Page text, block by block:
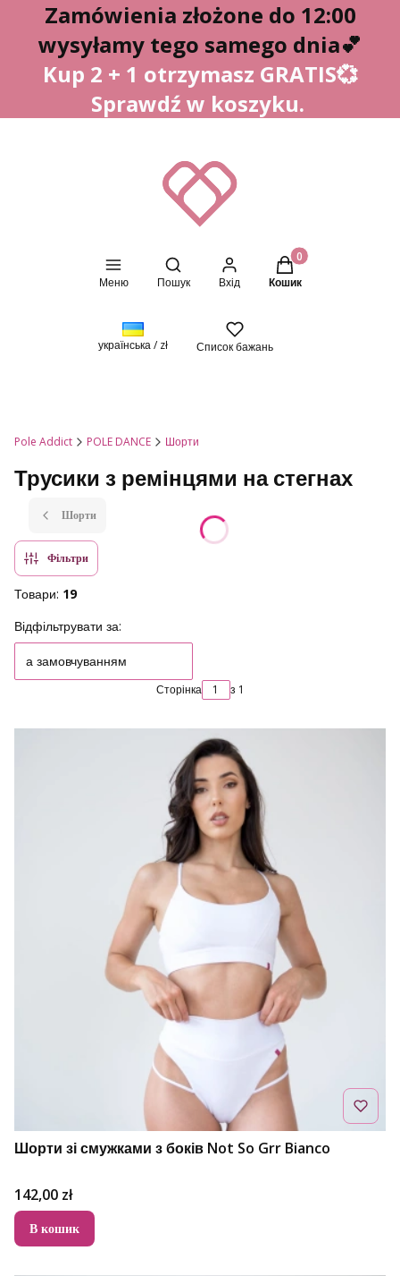
Zamówienia złożone do 12:00
wysyłamy tego samego dnia💕
Kup 2 + 1 otrzymasz GRATIS💞
Sprawdź w koszyku.
Меню
Відкрити пошукову систему
Пошук Вхід
Товари в кошику:
Кошик
українська / zł Список бажань
Pole Addict POLE DANCE Шорти
Трусики з ремінцями на стегнах
Шорти
Фільтри
Товари: 19
Список товарів
Відфільтрувати за:
а замовчуванням
Сторінка з 1
Шорти зі смужками з боків Not So Grr Bianco
Ціна
142,00 zł
В кошик